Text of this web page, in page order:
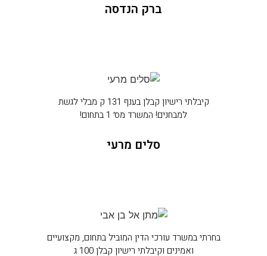
ברק הנדסה
קיבלתי רישיון קבלן בענף 131 ק מבלי לגשת
למבחנים! המשרד מס׳ 1 בתחום!
סלים מרעי
בחרתי במשרד עורכי הדין המוביל בתחום, מקצועיים
ואמינים וקיבלתי רישיון קבלן 100 ג